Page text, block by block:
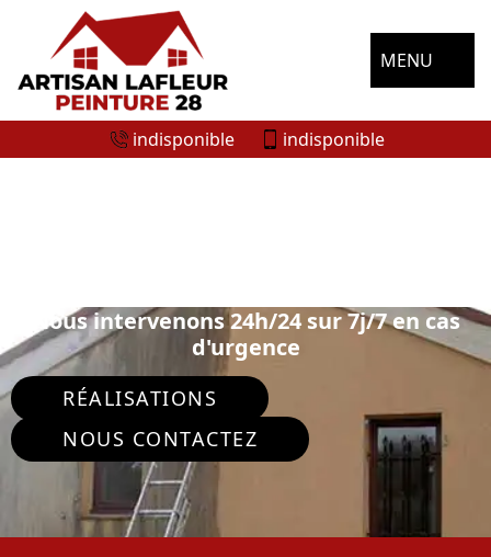
MENU
indisponible indisponible
Nous intervenons 24h/24 sur 7j/7 en cas
d'urgence
RÉALISATIONS
NOUS CONTACTEZ